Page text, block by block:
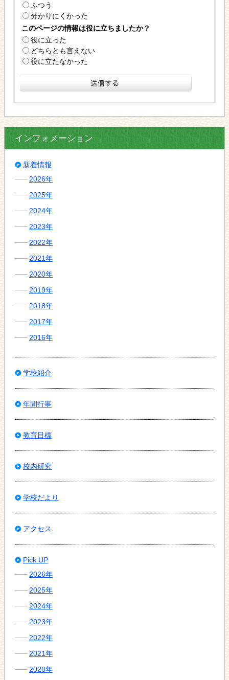
ふつう
分かりにくかった
このページの情報は役に立ちましたか？
役に立った
どちらとも言えない
役に立たなかった
インフォメーション
新着情報
2026年
2025年
2024年
2023年
2022年
2021年
2020年
2019年
2018年
2017年
2016年
学校紹介
年間行事
教育目標
校内研究
学校だより
アクセス
Pick UP
2026年
2025年
2024年
2023年
2022年
2021年
2020年